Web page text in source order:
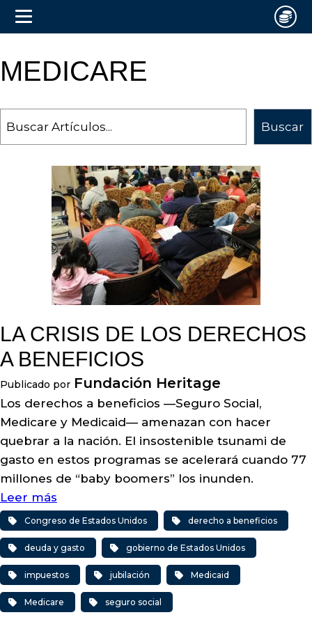
MEDICARE
Buscar
LA CRISIS DE LOS DERECHOS
A BENEFICIOS
Publicado por Fundación Heritage
Los derechos a beneficios —Seguro Social,
Medicare y Medicaid— amenazan con hacer
quebrar a la nación. El insostenible tsunami de
gasto en estos programas se acelerará cuando 77
millones de “baby boomers” los inunden.
Leer más
Congreso de Estados Unidos derecho a beneficios
deuda y gasto gobierno de Estados Unidos
impuestos jubilación Medicaid
Medicare seguro social